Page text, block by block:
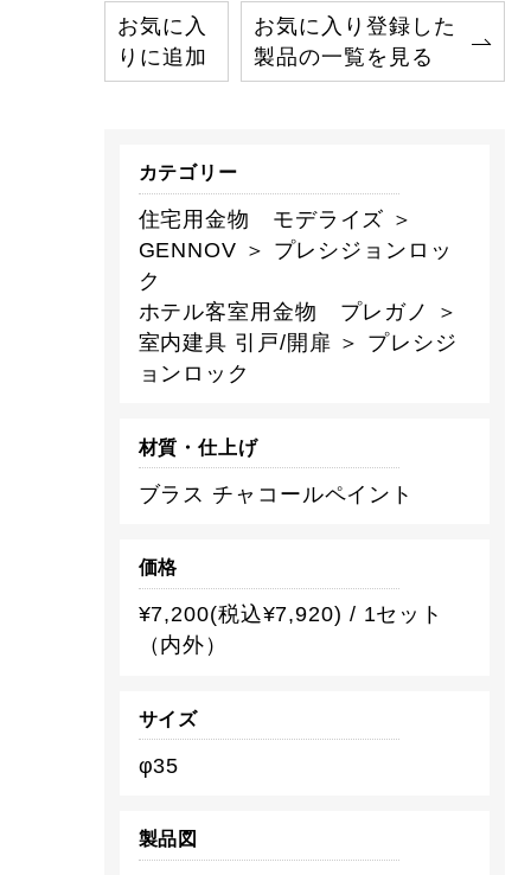
お気に入
りに追加
お気に入り登録した
製品の一覧を見る
カテゴリー
住宅用金物 モデライズ ＞
GENNOV ＞ プレシジョンロッ
ク
ホテル客室用金物 プレガノ ＞
室内建具 引戸/開扉 ＞ プレシジ
ョンロック
材質・仕上げ
ブラス チャコールペイント
価格
¥7,200(税込¥7,920) / 1セット
（内外）
サイズ
φ35
製品図